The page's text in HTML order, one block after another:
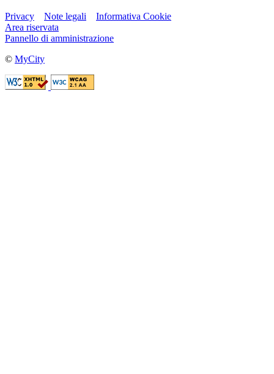
Privacy Note legali
Informativa Cookie
Area riservata
Pannello di amministrazione
© MyCity